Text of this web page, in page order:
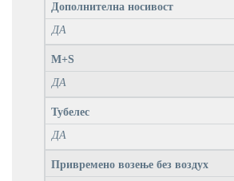
Дополнителна носивост
ДА
M+S
ДА
Тубелес
ДА
Привремено возење без воздух